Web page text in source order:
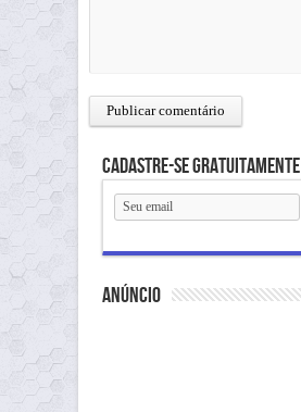
Cadastre-se gratuitamente
anúncio